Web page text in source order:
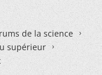
de la science
supérieur